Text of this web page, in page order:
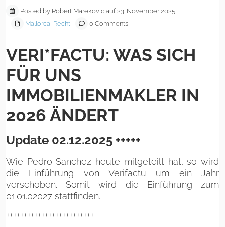
Posted by Robert Marekovic auf 23. November 2025
Mallorca Recht 0 Comments
VERI*FACTU: WAS SICH
FÜR UNS
IMMOBILIENMAKLER IN
2026 ÄNDERT
Update 02.12.2025 +++++
Wie Pedro Sanchez heute mitgeteilt hat, so wird
die Einführung von Verifactu um ein Jahr
verschoben. Somit wird die Einführung zum
01.01.02027 stattfinden.
+++++++++++++++++++++++++